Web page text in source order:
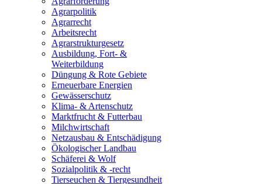
Agrarpolitik
Agrarrecht
Arbeitsrecht
Agrarstrukturgesetz
Ausbildung, Fort- &
Weiterbildung
Düngung & Rote Gebiete
Erneuerbare Energien
Gewässerschutz
Klima- & Artenschutz
Marktfrucht & Futterbau
Milchwirtschaft
Netzausbau & Entschädigung
Ökologischer Landbau
Schäferei & Wolf
Sozialpolitik & -recht
Tierseuchen & Tiergesundheit